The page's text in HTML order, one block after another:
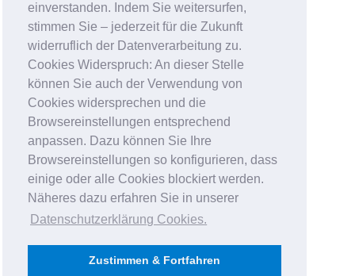
einverstanden. Indem Sie weitersurfen,
stimmen Sie – jederzeit für die Zukunft
widerruflich der Datenverarbeitung zu.
Cookies Widerspruch: An dieser Stelle
können Sie auch der Verwendung von
Cookies widersprechen und die
Browsereinstellungen entsprechend
anpassen. Dazu können Sie Ihre
Browsereinstellungen so konfigurieren, dass
einige oder alle Cookies blockiert werden.
Näheres dazu erfahren Sie in unserer
Datenschutzerklärung Cookies.
Zustimmen & Fortfahren